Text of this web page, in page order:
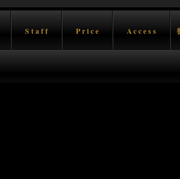
S t a f f P r i c e A c c e s s